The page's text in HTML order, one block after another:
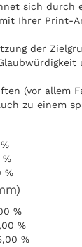
sich durch
Ihrer Print-
der
(vor allem
zu einem
gelesen
%
%
%
%
%